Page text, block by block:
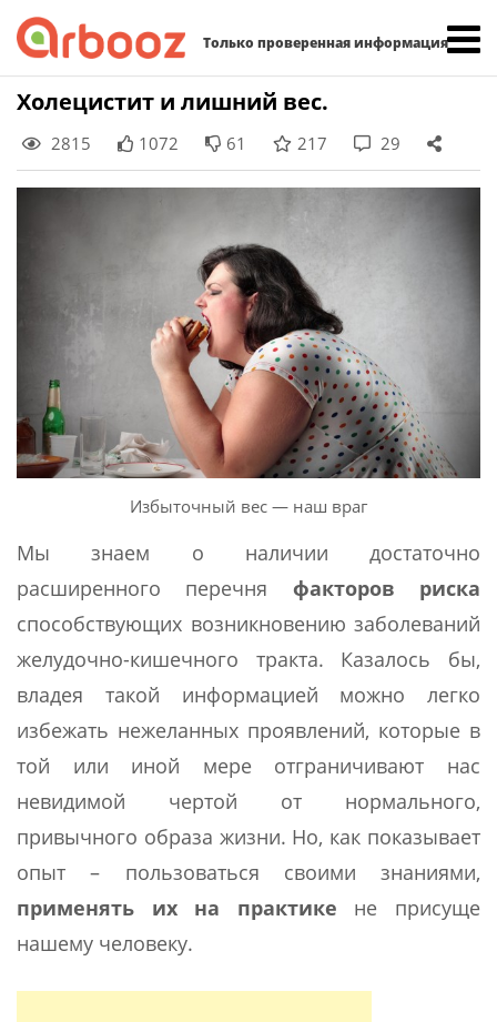
Только проверенная информация
Skip
content
Холецистит и лишний вес.
2815 1072 61 217 29
Избыточный вес — наш враг
Мы знаем о наличии достаточно
расширенного перечня факторов риска
способствующих возникновению заболеваний
желудочно-кишечного тракта. Казалось бы,
владея такой информацией можно легко
избежать нежеланных проявлений, которые в
той или иной мере отграничивают нас
невидимой чертой от нормального,
привычного образа жизни. Но, как показывает
опыт – пользоваться своими знаниями,
применять их на практике не присуще
нашему человеку.
Найти: